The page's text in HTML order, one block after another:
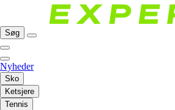
Søg
Nyheder
Sko
Ketsjere
Tennis